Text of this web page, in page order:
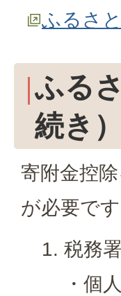
ふるさ
ふる
続き）
寄附金控
が必要です
税務
・個